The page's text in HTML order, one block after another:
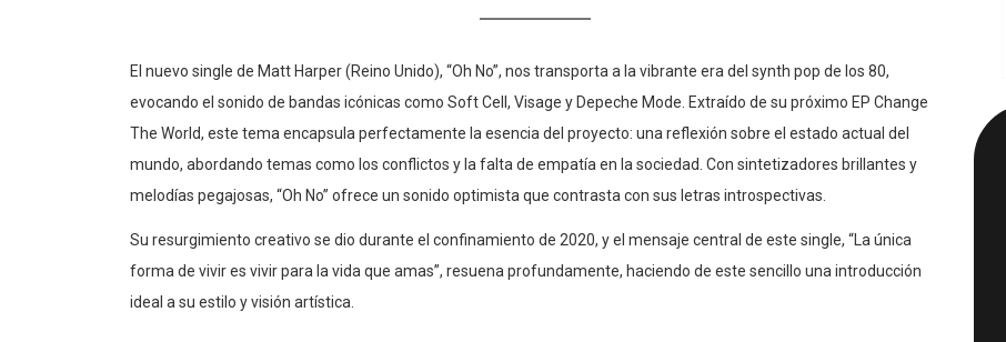
El nuevo single de Matt Harper (Reino Unido), “Oh No”, nos transporta a la vibrante era del synth pop de los 80,
evocando el sonido de bandas icónicas como Soft Cell, Visage y Depeche Mode. Extraído de su próximo EP Change
The World, este tema encapsula perfectamente la esencia del proyecto: una reflexión sobre el estado actual del
mundo, abordando temas como los conflictos y la falta de empatía en la sociedad. Con sintetizadores brillantes y
melodías pegajosas, “Oh No” ofrece un sonido optimista que contrasta con sus letras introspectivas.
Su resurgimiento creativo se dio durante el confinamiento de 2020, y el mensaje central de este single, “La única
forma de vivir es vivir para la vida que amas”, resuena profundamente, haciendo de este sencillo una introducción
ideal a su estilo y visión artística.